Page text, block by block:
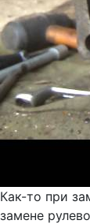
Как-то при
замене